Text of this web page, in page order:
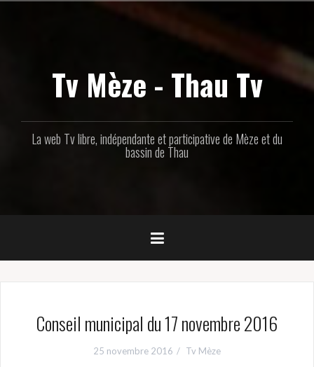
Tv Mèze - Thau Tv
La web Tv libre, indépendante et participative de Mèze et du
bassin de Thau
Conseil municipal du 17 novembre 2016
25 novembre 2016 Tv Mèze